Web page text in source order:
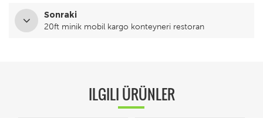
Sonraki
20ft minik mobil kargo konteyneri restoran
ILGILI ÜRÜNLER